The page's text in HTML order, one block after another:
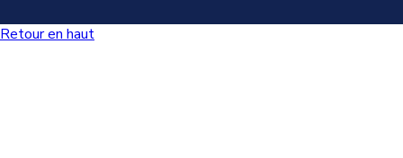
Retour en haut